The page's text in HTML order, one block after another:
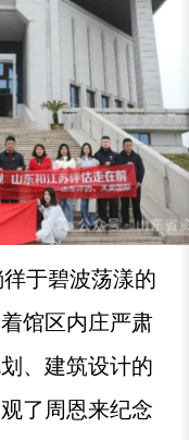
于碧波荡漾的
馆区内庄严肃
、建筑设计的
了周恩来纪念